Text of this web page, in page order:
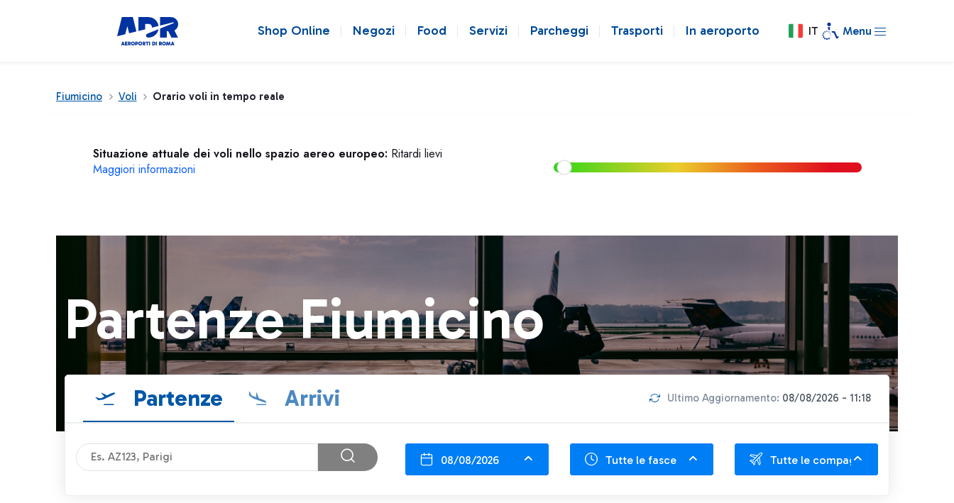
Shop Online Negozi Food Servizi Parcheggi Trasporti In aeroporto IT Menu
Fiumicino Voli Orario voli in tempo reale
Situazione attuale dei voli nello spazio aereo europeo: Ritardi lievi
Maggiori informazioni
Partenze Fiumicino
Partenze Arrivi Ultimo Aggiornamento: 08/08/2026 - 11:18
08/08/2026 Tutte le fasce Tutte le compagnie